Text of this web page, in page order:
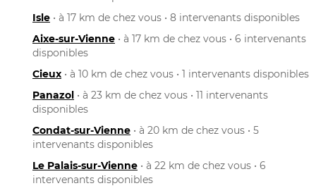
Isle • à 17 km de chez vous • 8 intervenants disponibles
Aixe-sur-Vienne • à 17 km de chez vous • 6 intervenants
disponibles
Cieux • à 10 km de chez vous • 1 intervenants disponibles
Panazol • à 23 km de chez vous • 11 intervenants
disponibles
Condat-sur-Vienne • à 20 km de chez vous • 5
intervenants disponibles
Le Palais-sur-Vienne • à 22 km de chez vous • 6
intervenants disponibles